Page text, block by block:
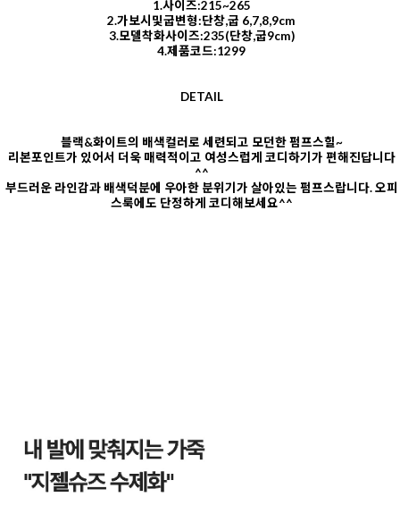
1.사이즈:215~265
2.가보시및굽변형:단창,굽 6,7,8,9cm
3.모델착화사이즈:235(단창,굽9cm)
4.제품코드:1299
DETAIL
블랙&화이트의 배색컬러로 세련되고 모던한 펌프스힐~
리본포인트가 있어서 더욱 매력적이고 여성스럽게 코디하기가 편해진답니다
^^
부드러운 라인감과 배색덕분에 우아한 분위기가 살아있는 펌프스랍니다. 오피
스룩에도 단정하게 코디해보세요^^